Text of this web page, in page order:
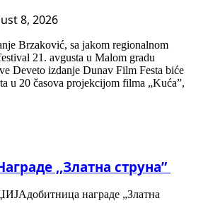
8, 2026
Brzaković, sa jakom regionalnom
21. avgusta u Malom gradu
Deveto izdanje Dunav Film Festa biće
u 20 časova projekcijom filma „Kuća”,
,,Златна струна”
награде „Златна